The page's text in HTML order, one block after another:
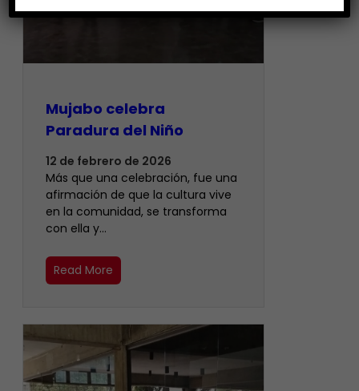
Mujabo celebra
Paradura del Niño
12 de febrero de 2026
Más que una celebración, fue una
afirmación de que la cultura vive
en la comunidad, se transforma
con ella y…
Read More